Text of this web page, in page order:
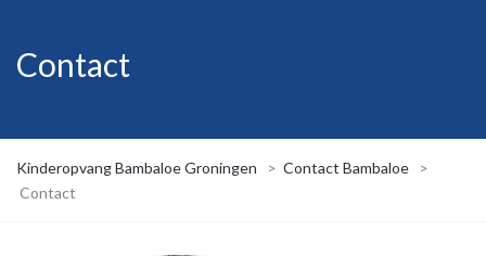
Contact
Kinderopvang Bambaloe Groningen > Contact Bambaloe
>
Contact